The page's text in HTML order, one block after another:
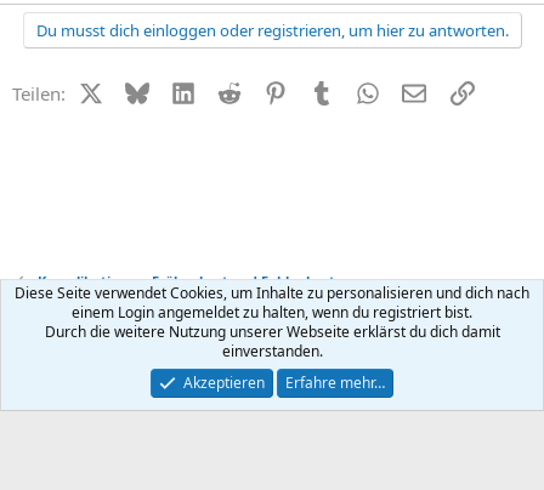
Du musst dich einloggen oder registrieren, um hier zu antworten.
Teilen: X (Twitter)
BlueskyLinkedIn
Reddit PinterestTumblr WhatsApp
E-MailLink
Komplikationen, Frühgeburt und Fehlgeburt
Kontakt Nutzungsbedingungen Datenschutz Hilfe
R
Community platform by XenForo ® © 2010-2026 XenForo Ltd.
Diese Seite verwendet Cookies, um Inhalte zu personalisieren und dich nach
einem Login angemeldet zu halten, wenn du registriert bist.
Durch die weitere Nutzung unserer Webseite erklärst du dich damit
einverstanden.
Akzeptieren
Erfahre mehr…